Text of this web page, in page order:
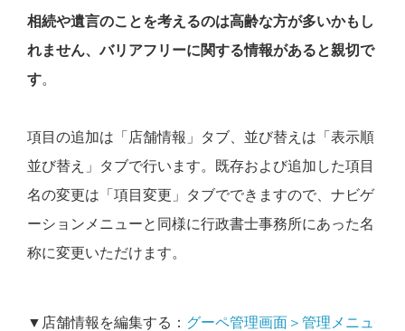
相続や遺言のことを考えるのは高齢な方が多いかもし
れません、バリアフリーに関する情報があると親切で
す。
項目の追加は「店舗情報」タブ、並び替えは「表示順
並び替え」タブで行います。既存および追加した項目
名の変更は「項目変更」タブでできますので、ナビゲ
ーションメニューと同様に行政書士事務所にあった名
称に変更いただけます。
▼店舗情報を編集する： グーペ管理画面＞管理メニュ